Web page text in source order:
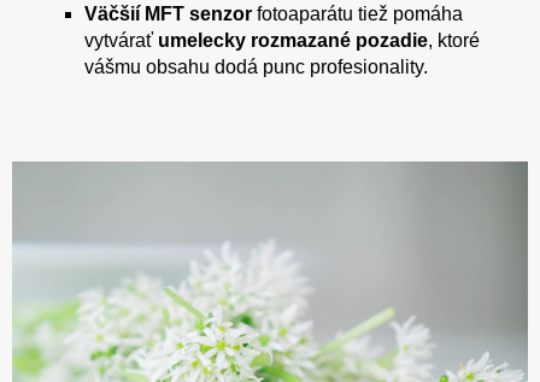
Väčšií MFT senzor fotoaparátu tiež pomáha
vytvárať umelecky rozmazané pozadie, ktoré
vášmu obsahu dodá punc profesionality.